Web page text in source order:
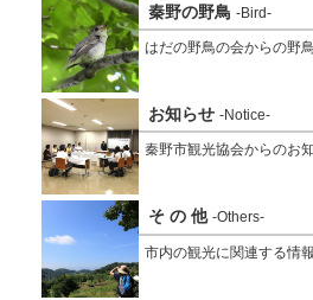
秦野の野鳥 -Bird-
はだの野鳥の会からの野
お知らせ -Notice-
秦野市観光協会からのお
そ の 他 -Others-
市内の観光に関連する情報